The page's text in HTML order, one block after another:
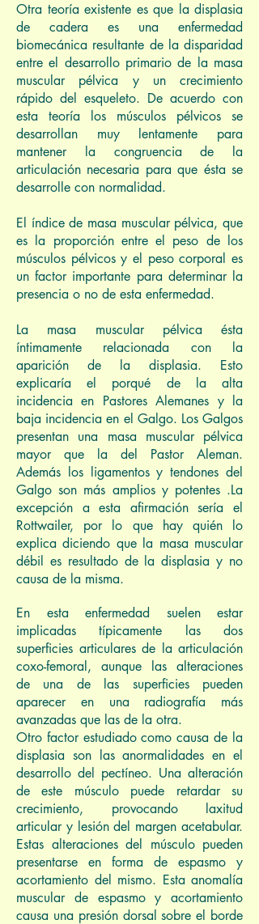
Otra teoría existente es que la displasia
de cadera es una enfermedad
biomecánica resultante de la disparidad
entre el desarrollo primario de la masa
muscular pélvica y un crecimiento
rápido del esqueleto. De acuerdo con
esta teoría los músculos pélvicos se
desarrollan muy lentamente para
mantener la congruencia de la
articulación necesaria para que ésta se
desarrolle con normalidad.
El índice de masa muscular pélvica, que
es la proporción entre el peso de los
músculos pélvicos y el peso corporal es
un factor importante para determinar la
presencia o no de esta enfermedad.
La masa muscular pélvica ésta
íntimamente relacionada con la
aparición de la displasia. Esto
explicaría el porqué de la alta
incidencia en Pastores Alemanes y la
baja incidencia en el Galgo. Los Galgos
presentan una masa muscular pélvica
mayor que la del Pastor Aleman.
Además los ligamentos y tendones del
Galgo son más amplios y potentes .La
excepción a esta afirmación sería el
Rottwailer, por lo que hay quién lo
explica diciendo que la masa muscular
débil es resultado de la displasia y no
causa de la misma.
En esta enfermedad suelen estar
implicadas típicamente las dos
superficies articulares de la articulación
coxo-femoral, aunque las alteraciones
de una de las superficies pueden
aparecer en una radiografía más
avanzadas que las de la otra.
Otro factor estudiado como causa de la
displasia son las anormalidades en el
desarrollo del pectíneo. Una alteración
de este músculo puede retardar su
crecimiento, provocando laxitud
articular y lesión del margen acetabular.
Estas alteraciones del músculo pueden
presentarse en forma de espasmo y
acortamiento del mismo. Esta anomalía
muscular de espasmo y acortamiento
causa una presión dorsal sobre el borde